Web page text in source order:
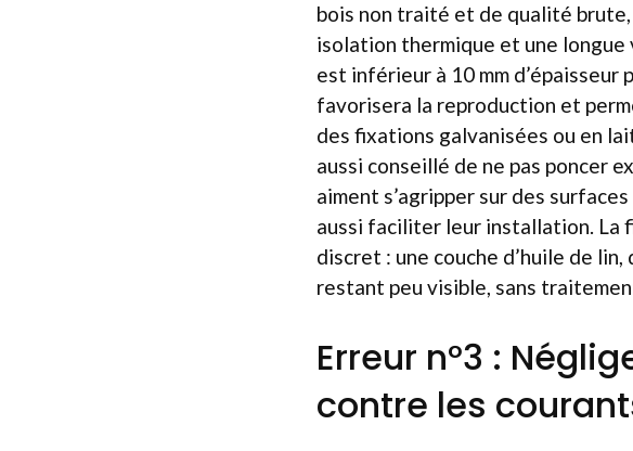
bois non traité et de qualité brute,
isolation thermique et une
est inférieur à 10 mm
favorisera la reproduction et
des fixations galvanisées ou en
aussi conseillé de ne pas poncer
aiment s’agripper sur des
aussi faciliter leur installation.
discret : une couche d’huile de
restant peu visible, sans
Erreur n°3 :
contre les